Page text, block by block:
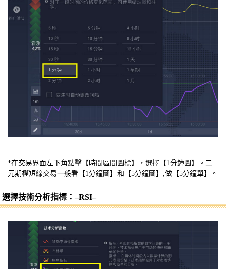
*在交易界面左下角點擊【時間區間圖標】，選擇【1分鐘圖】。二
元期權短線交易一般看【1分鐘圖】和【5分鐘圖】,做【5分鐘單】。
選擇技術分析指標：–RSI–